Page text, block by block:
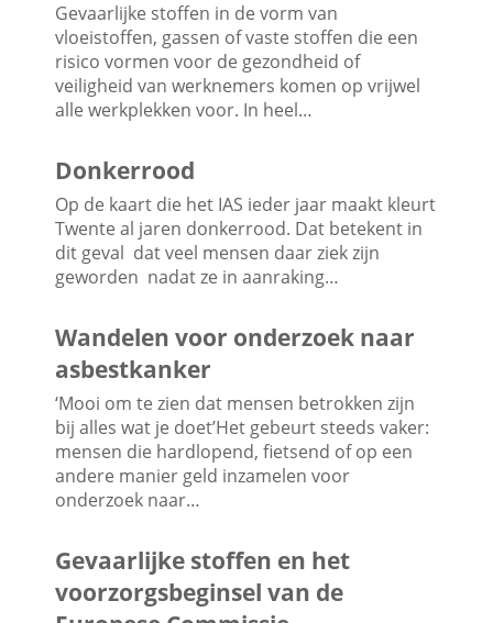
Gevaarlijke stoffen in de vorm van
vloeistoffen, gassen of vaste stoffen die een
risico vormen voor de gezondheid of
veiligheid van werknemers komen op vrijwel
alle werkplekken voor. In heel…
Donkerrood
Op de kaart die het IAS ieder jaar maakt kleurt
Twente al jaren donkerrood. Dat betekent in
dit geval dat veel mensen daar ziek zijn
geworden nadat ze in aanraking…
Wandelen voor onderzoek naar
asbestkanker
‘Mooi om te zien dat mensen betrokken zijn
bij alles wat je doet’Het gebeurt steeds vaker:
mensen die hardlopend, fietsend of op een
andere manier geld inzamelen voor
onderzoek naar…
Gevaarlijke stoffen en het
voorzorgsbeginsel van de